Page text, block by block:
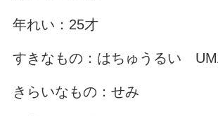
年れい：25才
すきなもの：はちゅうるい
きらいなもの：せみ